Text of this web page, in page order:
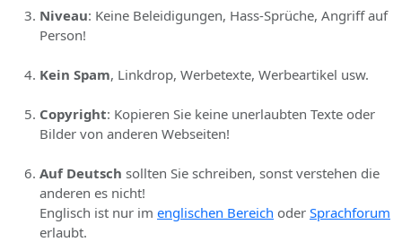
Niveau: Keine Beleidigungen, Hass-Sprüche, Angriff auf
Person!
Kein Spam, Linkdrop, Werbetexte, Werbeartikel usw.
Copyright: Kopieren Sie keine unerlaubten Texte oder
Bilder von anderen Webseiten!
Auf Deutsch sollten Sie schreiben, sonst verstehen die
anderen es nicht!
Englisch ist nur im englischen Bereich oder Sprachforum
erlaubt.